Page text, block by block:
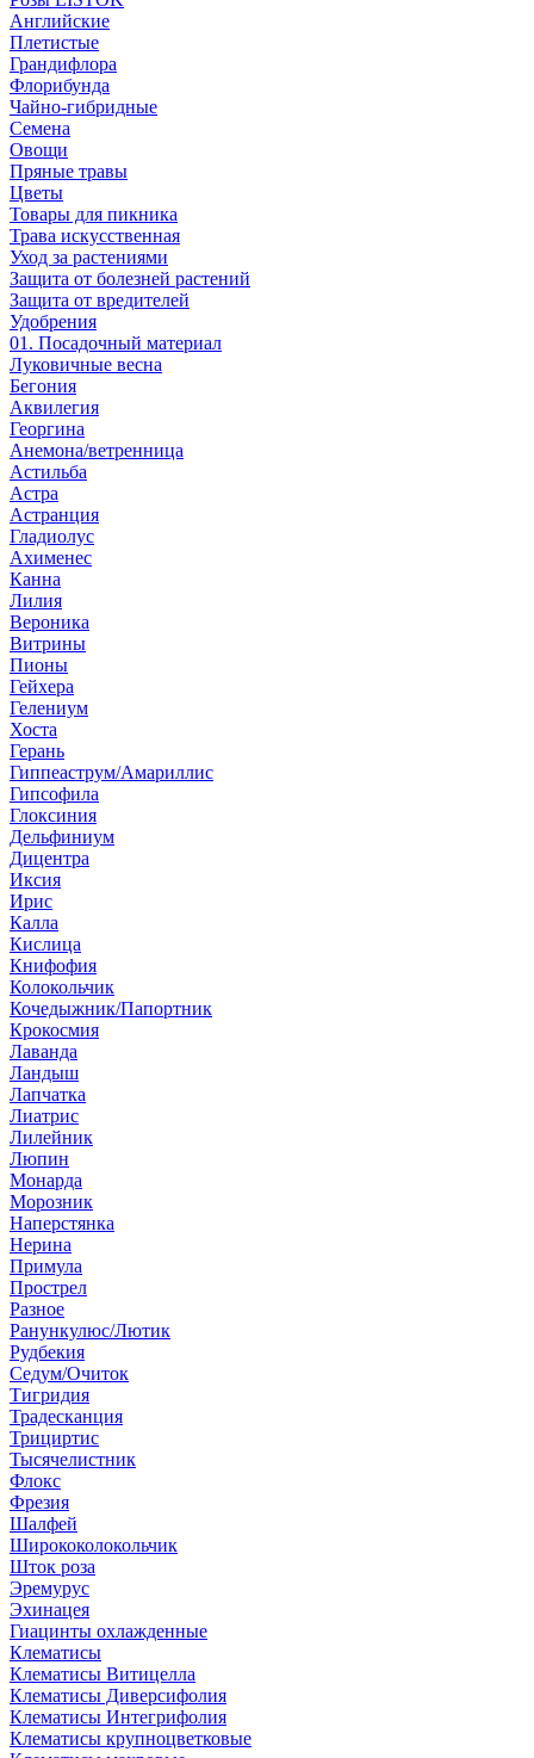
Английские
Плетистые
Грандифлора
Флорибунда
Чайно-гибридные
Семена
Овощи
Пряные травы
Цветы
Товары для пикника
Трава искусственная
Уход за растениями
Защита от болезней растений
Защита от вредителей
Удобрения
01. Посадочный материал
Луковичные весна
Бегония
Аквилегия
Георгина
Анемона/ветренница
Астильба
Астра
Астранция
Гладиолус
Ахименес
Канна
Лилия
Вероника
Витрины
Пионы
Гейхера
Гелениум
Хоста
Герань
Гиппеаструм/Амариллис
Гипсофила
Глоксиния
Дельфиниум
Дицентра
Иксия
Ирис
Калла
Кислица
Книфофия
Колокольчик
Кочедыжник/Папортник
Крокосмия
Лаванда
Ландыш
Лапчатка
Лиатрис
Лилейник
Люпин
Монарда
Морозник
Наперстянка
Нерина
Примула
Прострел
Разное
Ранункулюс/Лютик
Рудбекия
Седум/Очиток
Тигридия
Традесканция
Трициртис
Тысячелистник
Флокс
Фрезия
Шалфей
Ширококолокольчик
Шток роза
Эремурус
Эхинацея
Гиацинты охлажденные
Клематисы
Клематисы Витицелла
Клематисы Диверсифолия
Клематисы Интегрифолия
Клематисы крупноцветковые